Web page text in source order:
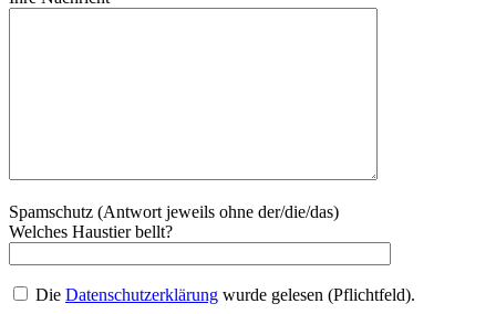
Spamschutz (Antwort jeweils ohne der/die/das)
Welches Haustier bellt?
Die Datenschutzerklärung wurde gelesen (Pflichtfeld).